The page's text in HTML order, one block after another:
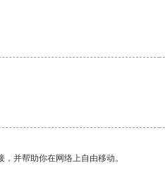
并帮助你在网络上自由移动。